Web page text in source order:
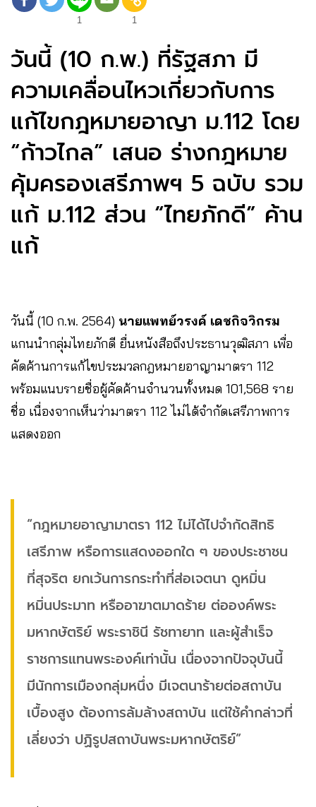
1 1
วันนี้ (10 ก.พ.) ที่รัฐสภา มี
ความเคลื่อนไหวเกี่ยวกับการ
แก้ไขกฎหมายอาญา ม.112 โดย
“ก้าวไกล” เสนอ ร่างกฎหมาย
คุ้มครองเสรีภาพฯ 5 ฉบับ รวม
แก้ ม.112 ส่วน “ไทยภักดี” ค้าน
แก้
วันนี้ (10 ก.พ. 2564) นายแพทย์วรงค์ เดชกิจวิกรม
แกนนำกลุ่มไทยภักดี ยื่นหนังสือถึงประธานวุฒิสภา เพื่อ
คัดค้านการแก้ไขประมวลกฎหมายอาญามาตรา 112
พร้อมแนบรายชื่อผู้คัดค้านจำนวนทั้งหมด 101,568 ราย
ชื่อ เนื่องจากเห็นว่ามาตรา 112 ไม่ได้จำกัดเสรีภาพการ
แสดงออก
“กฎหมายอาญามาตรา 112 ไม่ได้ไปจำกัดสิทธิ
เสรีภาพ หรือการแสดงออกใด ๆ ของประชาชน
ที่สุจริต ยกเว้นการกระทำที่ส่อเจตนา ดูหมิ่น
หมิ่นประมาท หรืออาฆาตมาดร้าย ต่อองค์พระ
มหากษัตริย์ พระราชินี รัชทายาท และผู้สำเร็จ
ราชการแทนพระองค์เท่านั้น เนื่องจากปัจจุบันนี้
มีนักการเมืองกลุ่มหนึ่ง มีเจตนาร้ายต่อสถาบัน
เบื้องสูง ต้องการล้มล้างสถาบัน แต่ใช้คำกล่าวที่
เลี่ยงว่า ปฏิรูปสถาบันพระมหากษัตริย์”